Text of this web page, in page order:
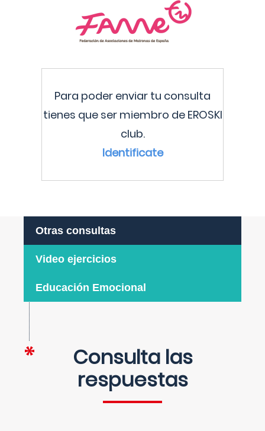
Para poder enviar tu consulta
tienes que ser miembro de EROSKI
club.
Identificate
Otras consultas
Video ejercicios
Educación Emocional
Consulta las
respuestas